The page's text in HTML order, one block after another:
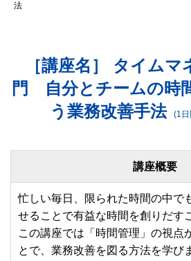
法
［講座名］ タイムマ
門 自分とチームの時
う業務改善手法
(1日
講座概要
忙しい毎日、限られた時間の中で
せることで有益な時間を創りだす
この講座では「時間管理」の視点
とで、業務改善を図る方法を学び